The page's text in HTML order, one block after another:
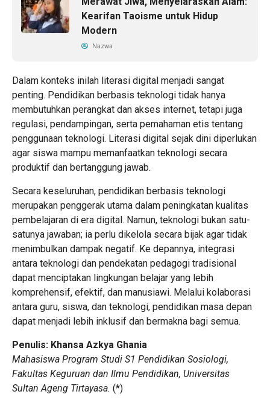
Kearifan Taoisme untuk Hidup
Modern
Nazwa
Dalam konteks inilah literasi digital menjadi sangat
penting. Pendidikan berbasis teknologi tidak hanya
membutuhkan perangkat dan akses internet, tetapi juga
regulasi, pendampingan, serta pemahaman etis tentang
penggunaan teknologi. Literasi digital sejak dini diperlukan
agar siswa mampu memanfaatkan teknologi secara
produktif dan bertanggung jawab.
Secara keseluruhan, pendidikan berbasis teknologi
merupakan penggerak utama dalam peningkatan kualitas
pembelajaran di era digital. Namun, teknologi bukan satu-
satunya jawaban; ia perlu dikelola secara bijak agar tidak
menimbulkan dampak negatif. Ke depannya, integrasi
antara teknologi dan pendekatan pedagogi tradisional
dapat menciptakan lingkungan belajar yang lebih
komprehensif, efektif, dan manusiawi. Melalui kolaborasi
antara guru, siswa, dan teknologi, pendidikan masa depan
dapat menjadi lebih inklusif dan bermakna bagi semua.
Penulis: Khansa Azkya Ghania
Mahasiswa Program Studi S1 Pendidikan Sosiologi,
Fakultas Keguruan dan Ilmu Pendidikan, Universitas
Sultan Ageng Tirtayasa. (*)